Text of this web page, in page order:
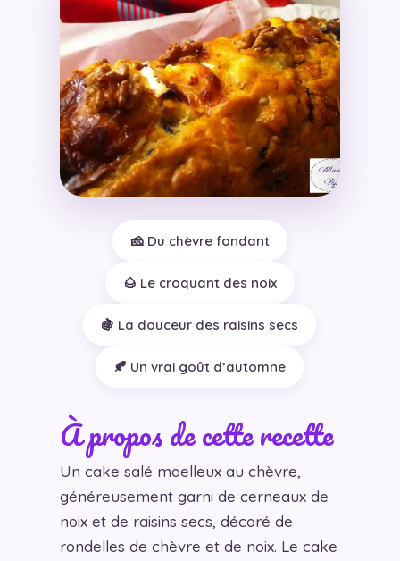
🧀 Du chèvre fondant
🌰 Le croquant des noix
🍇 La douceur des raisins secs
🍂 Un vrai goût d’automne
À propos de cette recette
Un cake salé moelleux au chèvre,
généreusement garni de cerneaux de
noix et de raisins secs, décoré de
rondelles de chèvre et de noix. Le cake